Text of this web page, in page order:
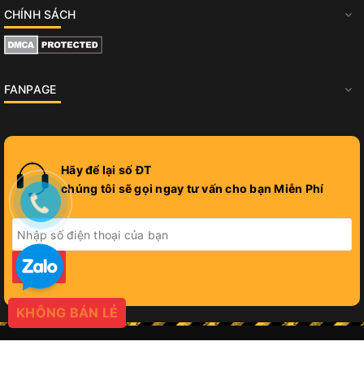
CHÍNH SÁCH
FANPAGE
Hãy để lại số ĐT
chúng tôi sẽ gọi ngay tư vấn cho bạn Miễn Phí
GỬI
KHÔNG BÁN LẺ